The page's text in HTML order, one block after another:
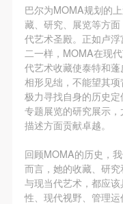
巴尔为MOMA规划的
藏、研究、展览等方
代艺术圣殿。正如卢
二一样，MOMA在现
代艺术收藏使泰特和
相形见绌，不能望其
极力寻找自身的历史
专题展览的研究展示，
描述方面贡献卓越。
回顾MOMA的历史，
而言，她的收藏、研
与现当代艺术，都应
性、现代视野、管理运
民法通则》以及 最
人民共和国民法通
有关规定，为明确
方）的权利义务关
带有甲方肖像的作
一、 一般约定
（1）、甲方为本协
途。
（2）、乙方中央美
民法通则》以及 最
人民共和国民法通
有关规定，为明确
方）的权利义务关
带有甲方肖像的作
一、 一般约定
（1）、甲方为本协
途。
（2）、乙方中央美
民法通则》以及 最
人民共和国民法通
有关规定，为明确
方）的权利义务关
带有甲方肖像的作
一、 一般约定
（1）、甲方为本协
途。
（2）、乙方中央美